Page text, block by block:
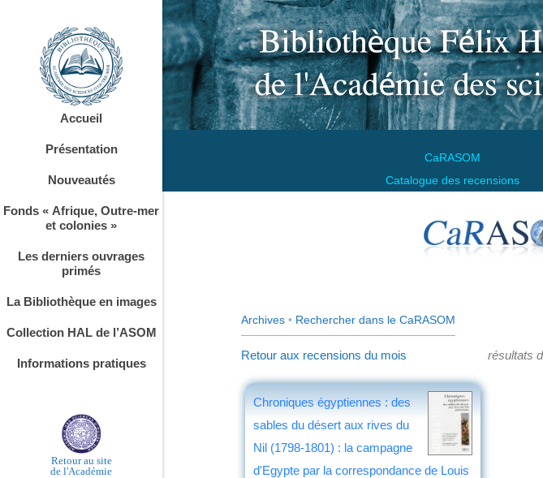
CaRASOM
Catalogue des recensions
Accueil
Présentation
Nouveautés
Fonds « Afrique, Outre-mer
et colonies »
Les derniers ouvrages
primés
La Bibliothèque en images
Collection HAL de l’ASOM
Informations pratiques
Retour au site
de l'Académie
Archives • Rechercher dans le CaRASOM
Retour aux recensions du mois résultats
Chroniques égyptiennes : des
sables du désert aux rives du
Nil (1798-1801) : la campagne
d'Egypte par la correspondance de Louis